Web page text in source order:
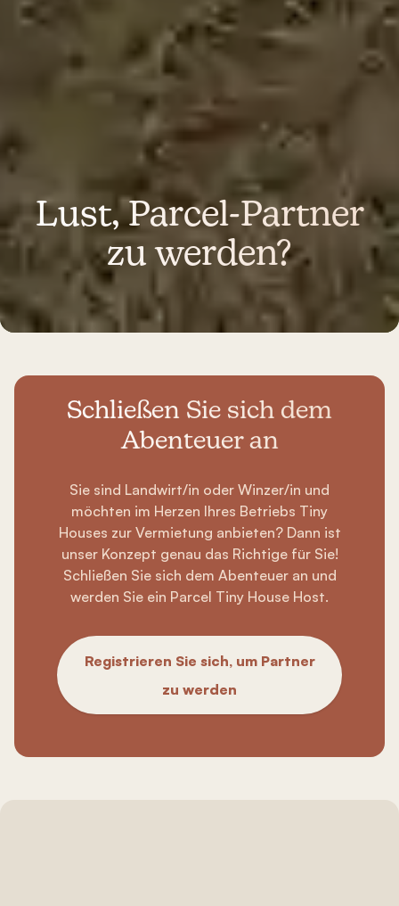
Lust, Parcel-Partner
zu werden?
Schließen Sie sich dem
Abenteuer an
Sie sind Landwirt/in oder Winzer/in und
möchten im Herzen Ihres Betriebs Tiny
Houses zur Vermietung anbieten? Dann ist
unser Konzept genau das Richtige für Sie!
Schließen Sie sich dem Abenteuer an und
werden Sie ein Parcel Tiny House Host.
Registrieren Sie sich, um Partner
zu werden